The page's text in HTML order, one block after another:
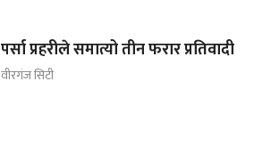
पर्सा प्रहरीले समात्यो तीन फरार प्रतिवादी
वीरगंज सिटी